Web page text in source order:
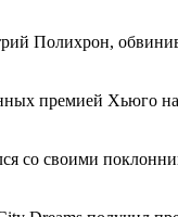
Полихрон,
премией Хьюго
со своими